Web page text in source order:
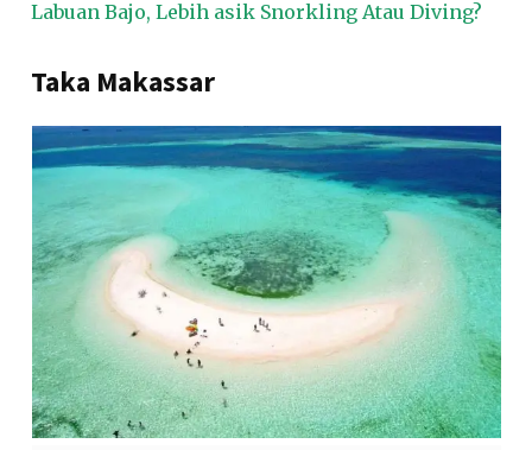
Labuan Bajo, Lebih asik Snorkling Atau Diving?
Taka Makassar